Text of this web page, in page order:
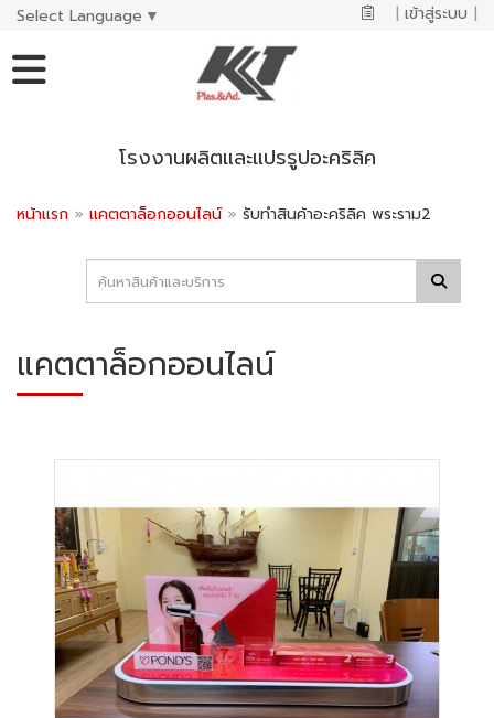
Select Language ▼ | เข้าสู่ระบบ |
โรงงานผลิตและแปรรูปอะคริลิค
หน้าแรก » แคตตาล็อกออนไลน์ » รับทำสินค้าอะคริลิค พระราม2
แคตตาล็อกออนไลน์